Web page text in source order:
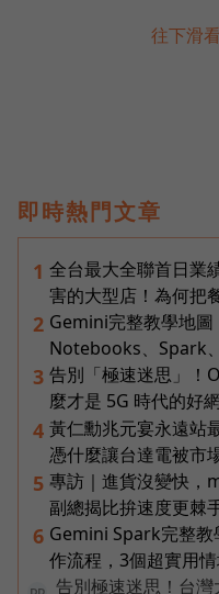
往下滑
即時熱門文章
1 全台最大全聯首日業
害的大型店！為何把
2 Gemini完整教學地圖
Notebooks、Spark
3 告別「極速迷思」！
麼才是 5G 時代的好
4 黃仁勳兆元宴永遠站
憑什麼讓台達電被市
5 專訪｜進貨沒變快，
副總揭比拚速度更棘
6 Gemini Spark完整
作流程，3個超實用
告別極速迷思！台